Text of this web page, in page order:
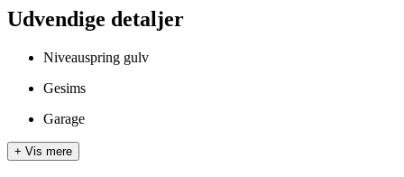
Udvendige detaljer
Niveauspring gulv
Gesims
Garage
+ Vis mere